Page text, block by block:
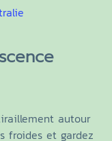
autour
froides et gardez